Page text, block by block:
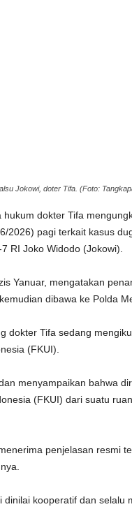
Jokowi, doter Tifa. (Foto:
dokter Tifa
2026) pagi terkait kasus
RI Joko Widodo (Jokowi).
Yanuar, mengatakan
dibawa ke Polda
dokter Tifa sedang
(FKUI).
menyampaikan bahwa
(FKUI) dari suatu
penjelasan resmi
kooperatif dan selalu